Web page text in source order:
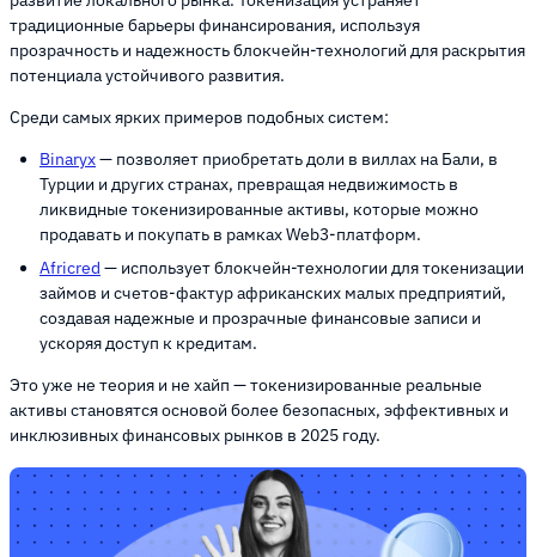
традиционные барьеры финансирования, используя
прозрачность и надежность блокчейн-технологий для раскрытия
потенциала устойчивого развития.
Среди самых ярких примеров подобных систем:
Binaryx— позволяет приобретать доли в виллах на Бали, в
Турции и других странах, превращая недвижимость в
ликвидные токенизированные активы, которые можно
продавать и покупать в рамках Web3-платформ.
Africred — использует блокчейн-технологии для токенизации
займов и счетов-фактур африканских малых предприятий,
создавая надежные и прозрачные финансовые записи и
ускоряя доступ к кредитам.
Это уже не теория и не хайп — токенизированные реальные
активы становятся основой более безопасных, эффективных и
инклюзивных финансовых рынков в 2025 году.